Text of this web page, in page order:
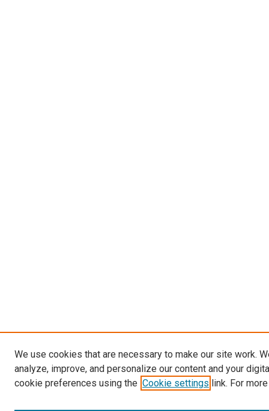
We use cookies that are necessary to make our site work.
analyze, improve, and personalize our content and your
cookie preferences using the Cookie settings link. For